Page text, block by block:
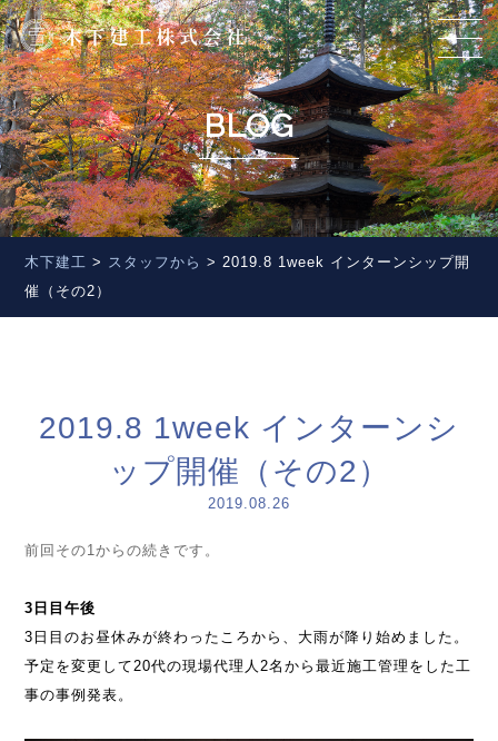
BLOG
木下建工 > スタッフから >2019.8 1week インターンシップ開
催（その2）
2019.8 1week インターンシ
ップ開催（その2）
2019.08.26
前回その1からの続きです。
3日目午後
3日目のお昼休みが終わったころから、大雨が降り始めました。
予定を変更して20代の現場代理人2名から最近施工管理をした工
事の事例発表。